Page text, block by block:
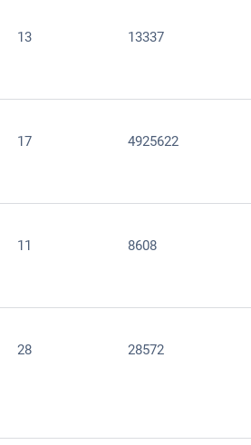
13 13337
17 4925622
11 8608
28 28572